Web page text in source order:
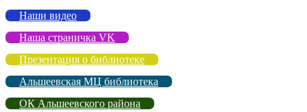
Наши видео
Наша страничка VK
Презентация о библиотеке
Альшеевская МЦ библиотека
ОК Альшеевского района